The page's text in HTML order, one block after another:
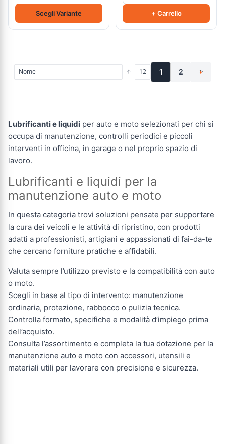
Scegli Variante + Carrello
1 2 >
Lubrificanti e liquidi per auto e moto selezionati per chi si
occupa di manutenzione, controlli periodici e piccoli
interventi in officina, in garage o nel proprio spazio di
lavoro.
Lubrificanti e liquidi per la
manutenzione auto e moto
In questa categoria trovi soluzioni pensate per supportare
la cura dei veicoli e le attività di ripristino, con prodotti
adatti a professionisti, artigiani e appassionati di fai-da-te
che cercano forniture pratiche e affidabili.
Valuta sempre l’utilizzo previsto e la compatibilità con auto
o moto.
Scegli in base al tipo di intervento: manutenzione
ordinaria, protezione, rabbocco o pulizia tecnica.
Controlla formato, specifiche e modalità d’impiego prima
dell’acquisto.
Consulta l’assortimento e completa la tua dotazione per la
manutenzione auto e moto con accessori, utensili e
materiali utili per lavorare con precisione e sicurezza.